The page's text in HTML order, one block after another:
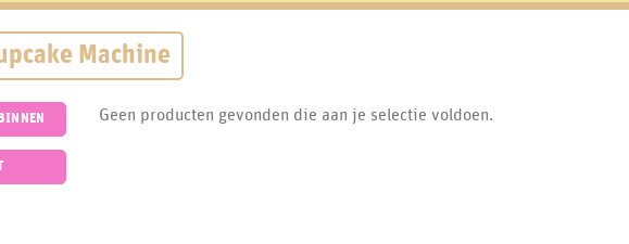
Machine
Geen producten gevonden die aan je selectie voldoen.